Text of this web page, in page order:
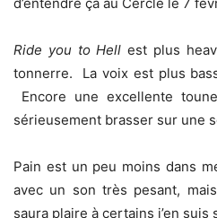
Ride you to Hell est plus
tonnerre. La voix est plus
Encore une excellente
sérieusement brasser sur une
Pain est un peu moins dans
avec un son très pesant,
saura plaire à certains j’en suis